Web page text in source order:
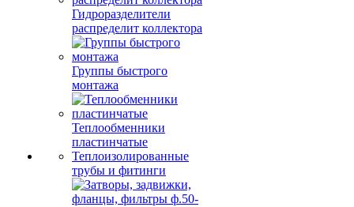
Гидроразделители
распределит коллектора
Группы быстрого
монтажа
Теплообменники
пластинчатые
Теплоизолированные
трубы и фитинги